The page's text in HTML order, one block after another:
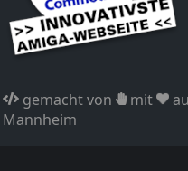
gemacht von mit
Mannheim